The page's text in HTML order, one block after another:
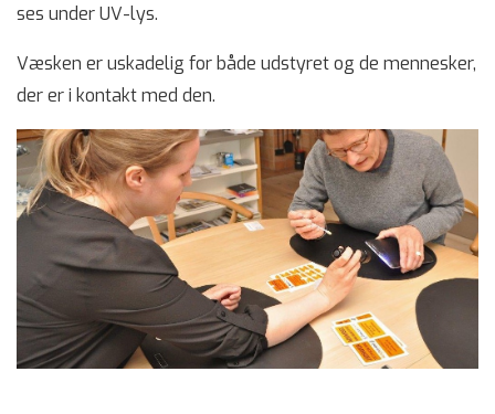
ses under UV-lys.
Væsken er uskadelig for både udstyret og de mennesker,
der er i kontakt med den.